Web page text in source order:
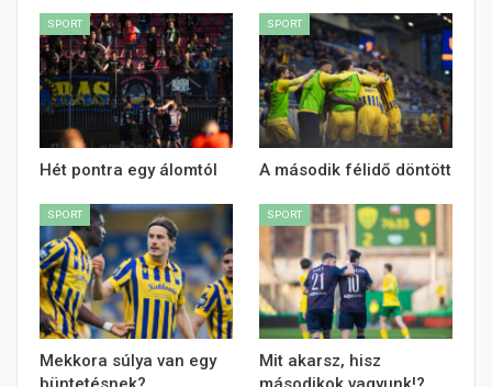
SPORT
Hét pontra egy álomtól
SPORT
A második félidő döntött
SPORT
Mekkora súlya van egy
SPORT
Mit akarsz, hisz